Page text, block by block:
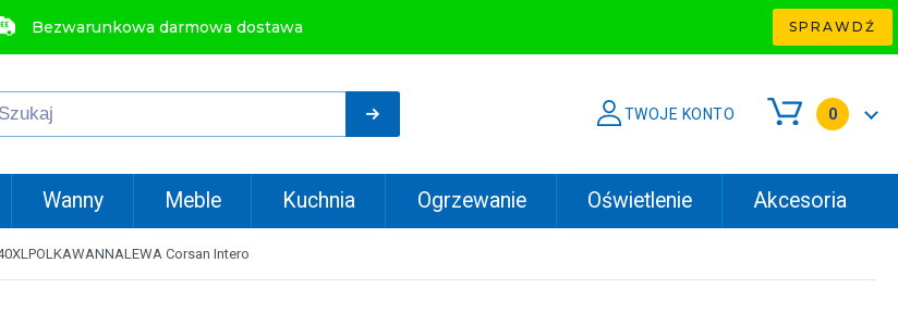
Bezwarunkowa darmowa dostawa SPRAWDŹ
TWOJE KONTO 0
Wanny Meble Kuchnia Ogrzewanie Oświetlenie Akcesoria
Corsan Intero